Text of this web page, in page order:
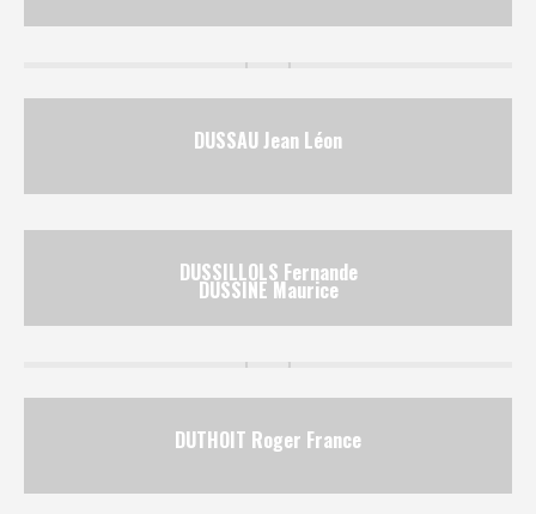
DUSSAU Jean Léon
DUSSILLOLS Fernande
DUSSINE Maurice
DUTHOIT Roger France